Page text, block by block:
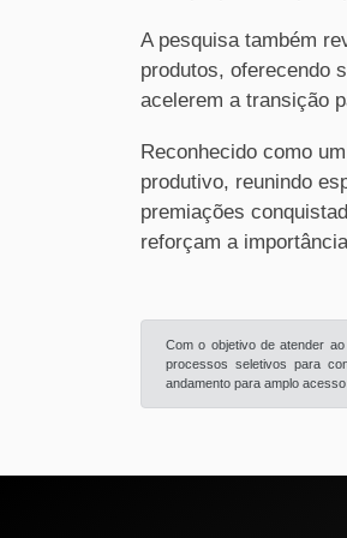
A pesquisa também
produtos, oferecendo
acelerem a transição
Reconhecido como
produtivo, reunindo
premiações
reforçam a
Com o objetivo de atender
processos seletivos para
andamento para amplo